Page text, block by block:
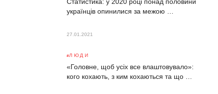
українців опинилися за межою …
27.01.2021
ЛЮДИ
«Головне, щоб усіх все влаштовувало»:
кого кохають, з ким кохаються та що …